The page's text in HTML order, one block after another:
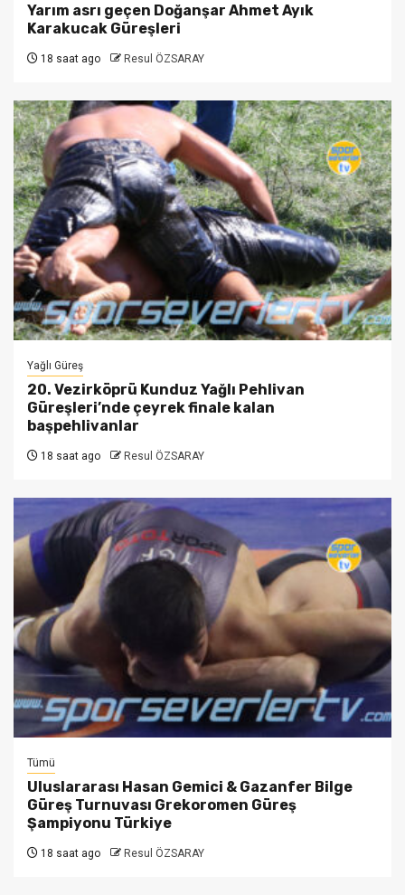
Yarım asrı geçen Doğanşar Ahmet Ayık
Karakucak Güreşleri
18 saat ago Resul ÖZSARAY
Yağlı Güreş
20. Vezirköprü Kunduz Yağlı Pehlivan
Güreşleri’nde çeyrek finale kalan
başpehlivanlar
18 saat ago Resul ÖZSARAY
Tümü
Uluslararası Hasan Gemici & Gazanfer Bilge
Güreş Turnuvası Grekoromen Güreş
Şampiyonu Türkiye
18 saat ago Resul ÖZSARAY